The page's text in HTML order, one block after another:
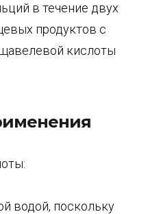
в течение двух
продуктов с
кислоты
водой, поскольку